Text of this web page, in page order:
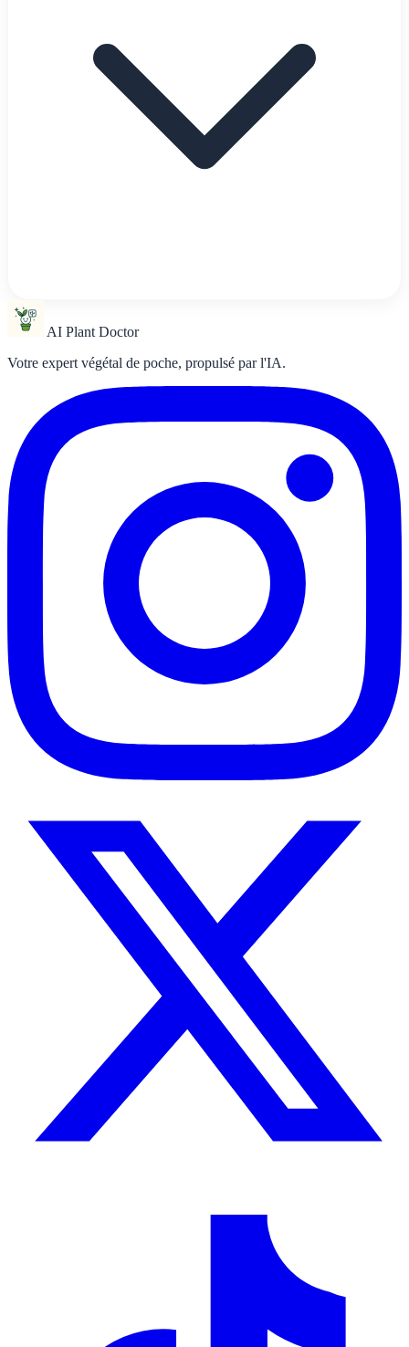
AI Plant Doctor
Votre expert végétal de poche, propulsé par l'IA.